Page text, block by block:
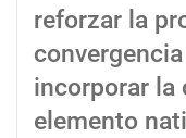
reforzar la
incorporar la
elemento